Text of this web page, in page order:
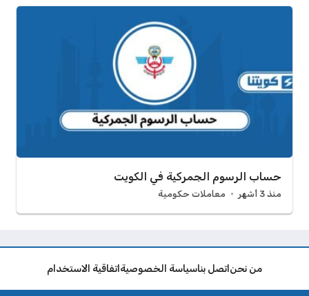
حساب الرسوم الجمركية في الكويت
منذ 3 أشهر معاملات حكومية
من نحن اتصل بناسياسة الخصوصية اتفاقية الاستخدام